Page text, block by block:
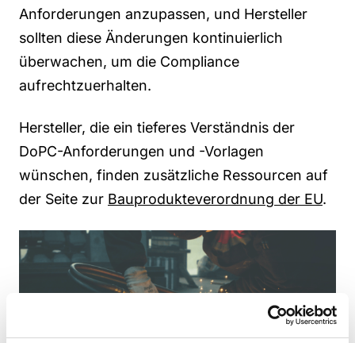
Anforderungen anzupassen, und Hersteller
sollten diese Änderungen kontinuierlich
überwachen, um die Compliance
aufrechtzuerhalten.
Hersteller, die ein tieferes Verständnis der
DoPC-Anforderungen und -Vorlagen
wünschen, finden zusätzliche Ressourcen auf
der Seite zur Bauprodukteverordnung der EU.